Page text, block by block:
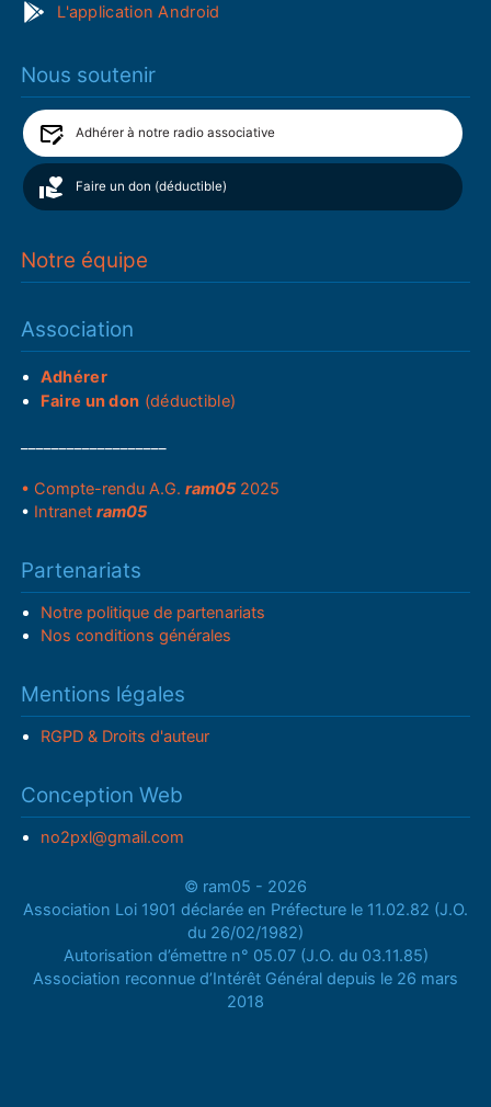
L'application Android
Nous soutenir
Adhérer à notre radio associative
Faire un don (déductible)
Notre équipe
Association
Adhérer
Faire un don (déductible)
• Compte-rendu A.G.ram05 2025
• Intranetram05
Partenariats
Notre politique de partenariats
Nos conditions générales
Mentions légales
RGPD & Droits d'auteur
Conception Web
no2pxl@gmail.com
© ram05 - 2026
Association Loi 1901 déclarée en Préfecture le 11.02.82 (J.O.
du 26/02/1982)
Autorisation d’émettre n° 05.07 (J.O. du 03.11.85)
Association reconnue d’Intérêt Général depuis le 26 mars
2018